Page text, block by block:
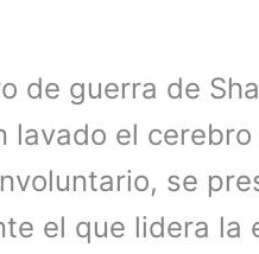
de guerra de
lavado el cerebro
se
el que lidera la